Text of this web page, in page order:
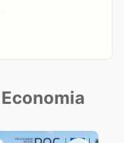
Economia